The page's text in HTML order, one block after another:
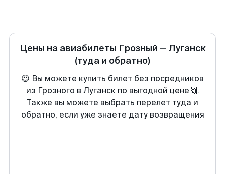
Цены на авиабилеты Грозный — Луганск
(туда и обратно)
😍 Вы можете купить билет без посредников
из Грозного в Луганск по выгодной цене🙌.
Также вы можете выбрать перелет туда и
обратно, если уже знаете дату возвращения